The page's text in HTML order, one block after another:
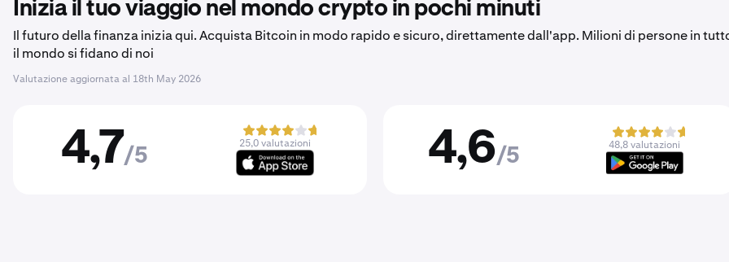
Inizia il tuo viaggio nel mondo crypto in pochi minuti
Il futuro della finanza inizia qui. Acquista Bitcoin in modo rapido e sicuro, direttamente dall'app. Milioni di persone in
il mondo si fidano di noi
Valutazione aggiornata al 18th May 2026
4,7/5
25,0 valutazioni 4,6/5
48,8 valutazioni